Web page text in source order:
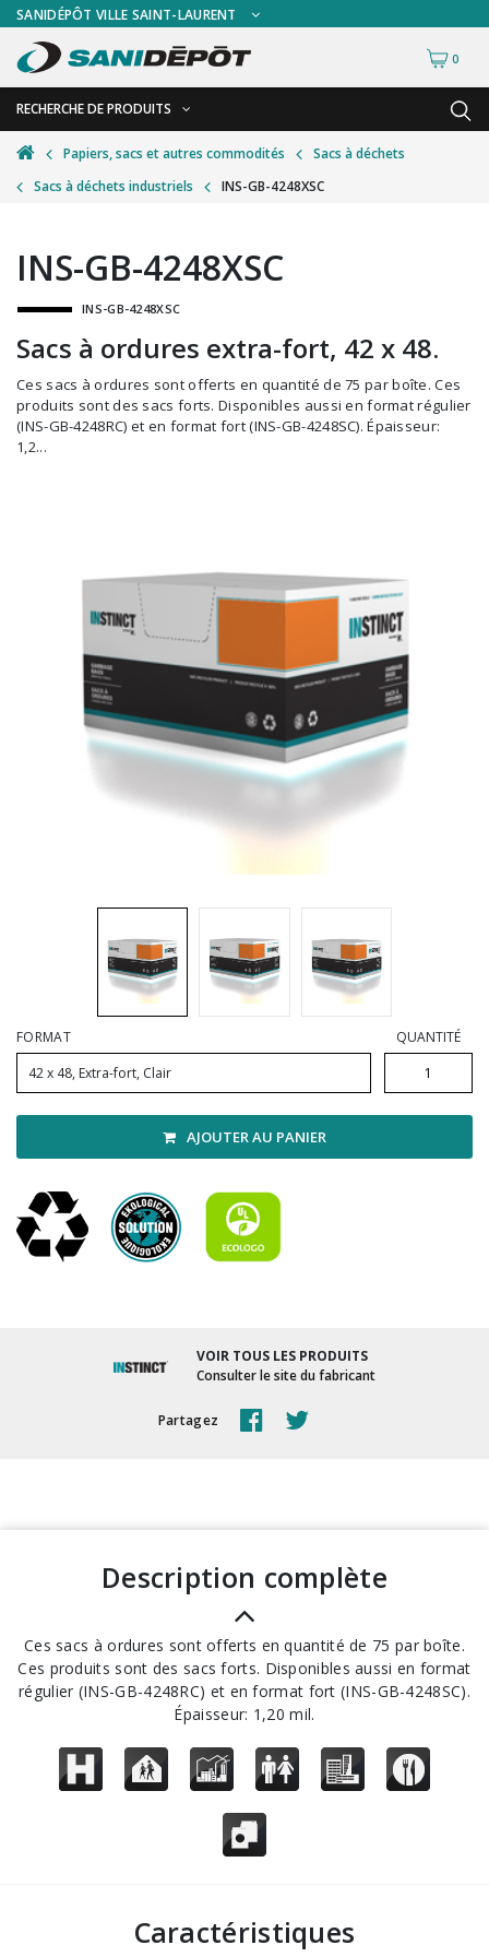
SANIDÉPÔT VILLE SAINT-LAURENT
0
RECHERCHE DE PRODUITS
RETOUR
Accessoires de sécurité
Accessoires pour le lavage de mur
Accessoires pour salles de bain
Alimentaire
Autres accessoires
Balais et porte-poussières
Chariots et manutention
Distributrices et supports
Grattoirs, moutons et racloirs pour vitres/planchers
Guenilles et éponges
Hygiène personnelle
Vadrouilles, manches et cadres
RETOUR
Gants
Plexiglas
Signalisations
Test de diagnostic
Thermomètre
Vêtements de sécurité
Papiers, sacs et autres commodités
Sacs à déchets
Sacs à déchets industriels
INS-GB-4248XSC
INS-GB-4248XSC
INS-GB-4248XSC
Sacs à ordures extra-fort, 42 x 48.
Ces sacs à ordures sont offerts en quantité de 75 par boîte. Ces
produits sont des sacs forts. Disponibles aussi en format régulier
(INS-GB-4248RC) et en format fort (INS-GB-4248SC). Épaisseur:
1,2...
FORMAT
42 x 48, Extra-fort, Clair
QUANTITÉ
AJOUTER AU PANIER
VOIR TOUS LES PRODUITS
Consulter le site du fabricant
Partagez
description complète
Ces sacs à ordures sont offerts en quantité de 75 par boîte.
Ces produits sont des sacs forts. Disponibles aussi en format
régulier (INS-GB-4248RC) et en format fort (INS-GB-4248SC).
Épaisseur: 1,20 mil.
Caractéristiques